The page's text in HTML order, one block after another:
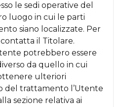
le sedi operative del
luogo in cui le parti
siano localizzate. Per
il Titolare.
potrebbero essere
da quello in cui
ulteriori
del trattamento l’Utente
sezione relativa ai